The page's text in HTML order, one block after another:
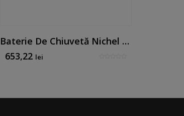
Baterie De Chiuvetă Nichel Periat - Mk Line By Mirtak
653,22 lei